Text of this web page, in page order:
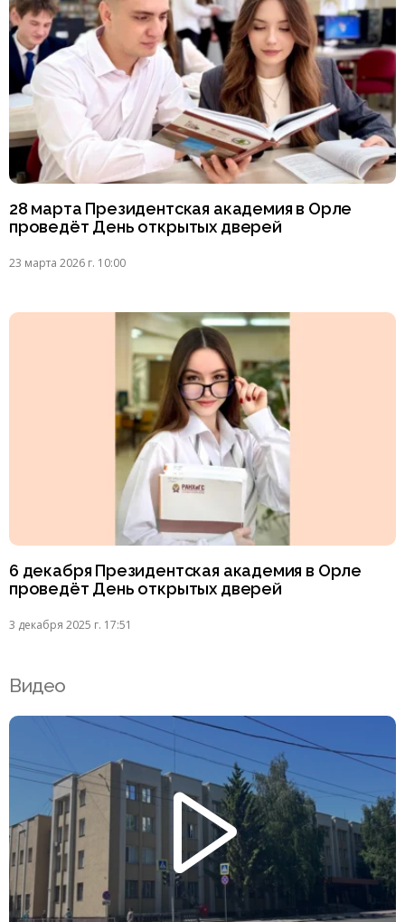
28 марта Президентская академия в Орле
проведёт День открытых дверей
23 марта 2026 г. 10:00
6 декабря Президентская академия в Орле
проведёт День открытых дверей
3 декабря 2025 г. 17:51
Видео